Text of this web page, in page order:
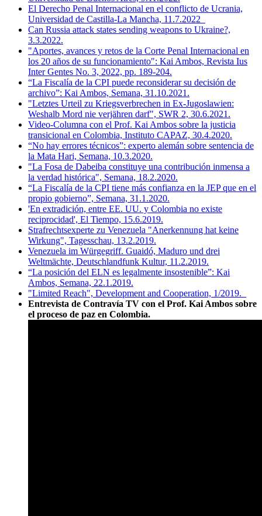
El Derecho Penal Internacional en el conflicto de Ucrania,
Universidad de Castilla-La Mancha, 11.7.2022
Can Russia attack states sending weapons to Ukraine?,
3.3.2022.
"Aportes, avances y retos de la Corte Penal Internacional en
los 20 años de su funcionamiento": Kai Ambos, Revista Ius
Inter Gentes No. 3, 2022, pp. 189-204.
“La Fiscalía de la CPI puede reconsiderar su decisión de
archivo”: Kai Ambos, Semana, 31.10.2021.
"Letztes Urteil zu Kriegsverbrechen in Ex-Jugoslawien:
Weshalb Mord nie verjähren darf", SWR 2, 30.6.2021.
Video-Columna con el Prof. Kai Ambos sobre la justicia
transicional en Colombia, Instituto CAPAZ, 30.4.2020.
“No hay errores técnicos”: experto alemán sobre sentencia de
la Mata Hari, Semana, 10.3.2020.
"La Fosa de Dabeiba constituye una contribución inmensa a
la verdad histórica", Semana, 18.2.2020.
“La Fiscalía de la CPI tiene más confianza en la JEP que en el
propio gobierno”, Semana, 31.1.2020.
'En extradición, entre EE. UU. y Colombia no existe
reciprocidad', El Tiempo, 15.6.2019.
Strafrechtsexperte zu Venezuela "Anerkennung hat keine
Wirkung", Tagesschau, 13.2.2019.
Venezuela im Würgegriff. Guaidó, Maduro und drei
Weltmächte, Deutschlandfunk Kultur, 11.2.2019.
“La posición del ELN es legalmente insostenible”: Kai
Ambos, Semana, 22.1.2019.
"Limited Reach", Development and Cooperation, 1/2019.
Entrevista de Contravía TV con el Prof. Kai Ambos sobre
el proceso de paz en Colombia.